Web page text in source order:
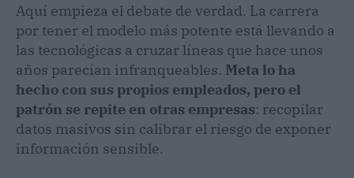
Aquí empieza el debate de verdad. La carrera
por tener el modelo más potente está llevando a
las tecnológicas a cruzar líneas que hace unos
años parecían infranqueables. Meta lo ha
hecho con sus propios empleados, pero el
patrón se repite en otras empresas: recopilar
datos masivos sin calibrar el riesgo de exponer
información sensible.